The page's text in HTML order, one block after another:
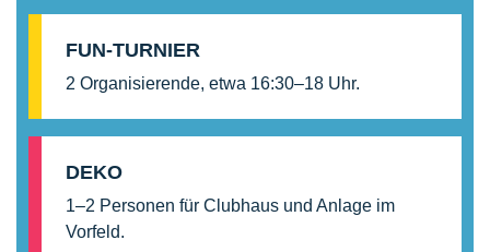
FUN-TURNIER
2 Organisierende, etwa 16:30–18 Uhr.
DEKO
1–2 Personen für Clubhaus und Anlage im
Vorfeld.